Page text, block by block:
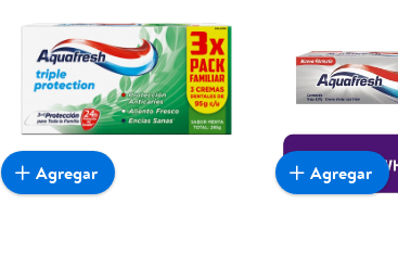
Agregar Agregar